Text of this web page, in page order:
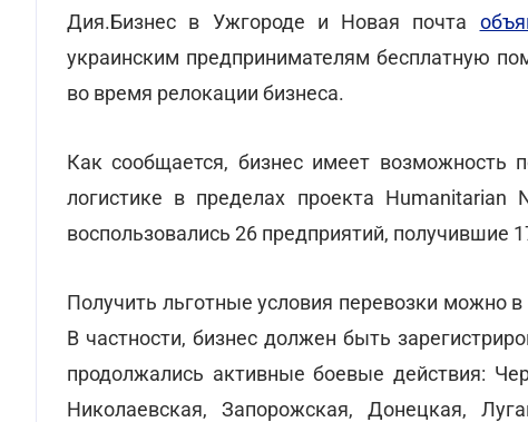
Дия.Бизнес в Ужгороде и Новая почта
украинским предпринимателям бесплатную
во время релокации бизнеса.
Как сообщается, бизнес имеет возможность
логистике в пределах проекта
воспользовались 26 предприятий, получившие
Получить льготные условия перевозки можно
В частности, бизнес должен быть
продолжались активные боевые действия:
Николаевская, Запорожская, Донецкая,